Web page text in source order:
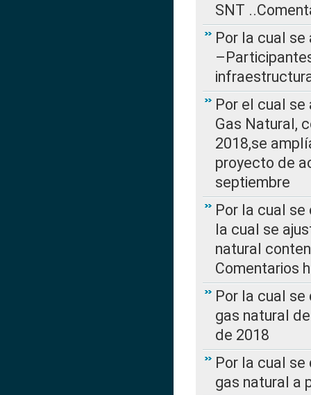
SNT
Por la cual se
Por el cual
Gas Natural,
2018,se
proyecto de
septiembre
Por la cual se
la cual se
natural
Comentarios
Por la cual
gas natural
de 2018
Por la cual
gas natural a